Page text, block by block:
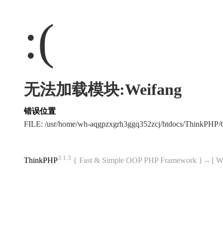
:(
无法加载模块:Weifang
错误位置
FILE: /usr/home/wh-aqgpzxgrh3ggq352zcj/htdocs/
ThinkPHP3.1.3 { Fast & Simple OOP PHP Framework } -- [